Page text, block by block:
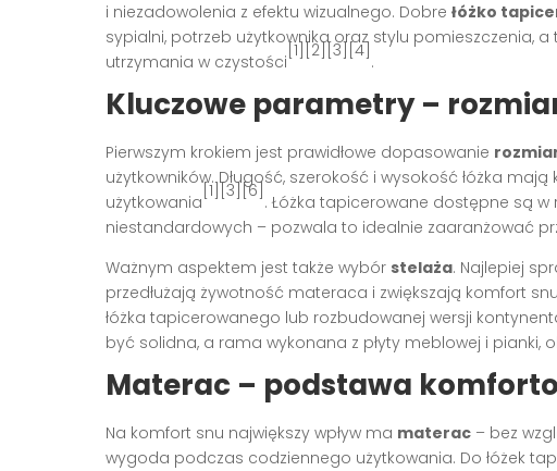
i niezadowolenia z efektu wizualnego. Dobre łóżko
sypialni, potrzeb użytkownika oraz stylu pomieszczenia,
utrzymania w czystości
[1][2][3][4]
.
Kluczowe parametry –
Pierwszym krokiem jest prawidłowe dopasowanie
użytkowników. Długość, szerokość i wysokość łóżka
użytkowania
[1][3][6]
. Łóżka tapicerowane dostępne są
niestandardowych – pozwala to idealnie zaaranżować
Ważnym aspektem jest także wybór stelaża. Najlepiej
przedłużają żywotność materaca i zwiększają komfort snu
łóżka tapicerowanego lub rozbudowanej wersji
być solidna, a rama wykonana z płyty meblowej i pianki,
Materac – podstawa
Na komfort snu największy wpływ ma materac – bez
wygoda podczas codziennego użytkowania. Do łóżek